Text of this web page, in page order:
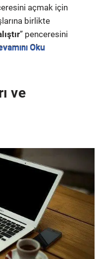
açmak için
birlikte
” penceresini
Oku
ve